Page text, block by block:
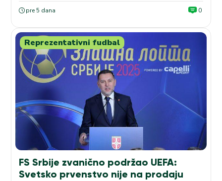
pre 5 dana 0
Reprezentativni fudbal
FS Srbije zvanično podržao UEFA:
Svetsko prvenstvo nije na prodaju